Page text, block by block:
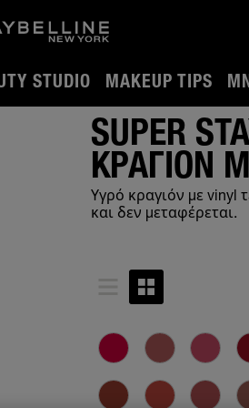
STUDIO MAKEUP TIPS
SUPER
ΚΡΑΓΙΟΝ
Υγρό κραγιόν με vinyl
και δεν μεταφέρεται.